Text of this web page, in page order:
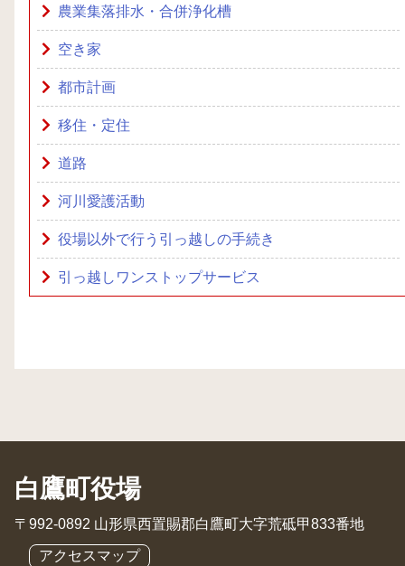
農業集落排水・合併浄化槽
空き家
都市計画
移住・定住
道路
河川愛護活動
役場以外で行う引っ越しの手続き
引っ越しワンストップサービス
白鷹町役場
〒992-0892 山形県西置賜郡白鷹町大字荒砥甲833番地
アクセスマップ